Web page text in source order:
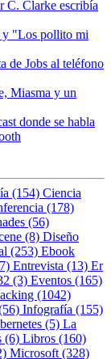
C. Clarke escribía
y "Los pollito mi
de Jobs al teléfono
Miasma y un
donde se habla
(154) Ciencia
(178)
(56)
(8) Diseño
(253) Ebook
Entrevista (13) Er
(3) Eventos (165)
(1042)
Infografía (155)
(5) La
(6) Libros (160)
Microsoft (328)